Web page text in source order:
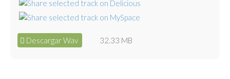
Descargar Wav 32.33 MB